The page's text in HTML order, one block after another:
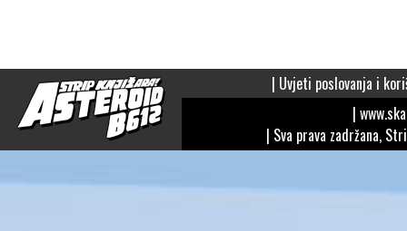
| Uvjeti poslovanja i
|
| Sva prava zadržana,